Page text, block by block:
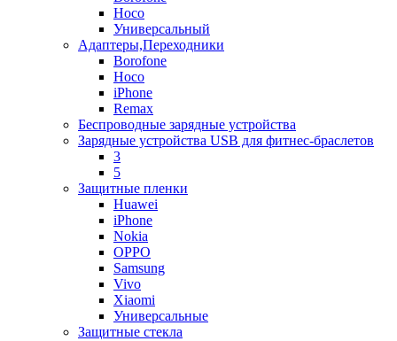
Hoco
Универсальный
Адаптеры,Переходники
Borofone
Hoco
iPhone
Remax
Беспроводные зарядные устройства
Зарядные устройства USB для фитнес-браслетов
3
5
Защитные пленки
Huawei
iPhone
Nokia
OPPO
Samsung
Vivo
Xiaomi
Универсальные
Защитные стекла